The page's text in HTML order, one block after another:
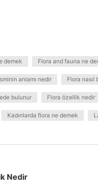
demek Flora and fauna ne
anlamı nedir Flora nasıl
bulunur Flora özellik nedir
Kadınlarda flora ne demek
Nedir